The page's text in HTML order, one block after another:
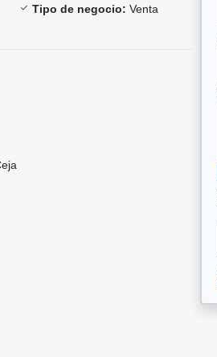
Tipo de negocio: Venta